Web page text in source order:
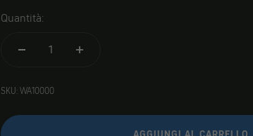
Quantità:
SKU: WA10000